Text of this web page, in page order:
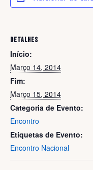
DETALHES
Início:
Março 14, 2014
Fim:
Março 15, 2014
Categoria de Evento:
Encontro
Etiquetas de Evento:
Encontro Nacional